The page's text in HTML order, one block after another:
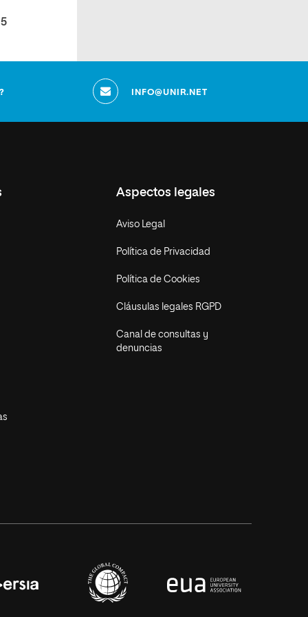
INFO@UNIR.NET
Aspectos legales
Aviso Legal
Política de Privacidad
Política de Cookies
Cláusulas legales RGPD
Canal de consultas y
denuncias